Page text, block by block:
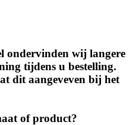
ondervinden wij langere
tijdens u bestelling.
dit aangeveven bij het
of product?